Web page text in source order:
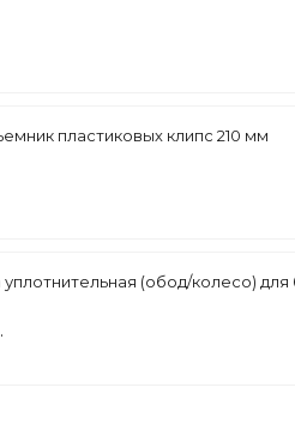
пластиковых клипс 210 мм
уплотнительная (обод/колесо)